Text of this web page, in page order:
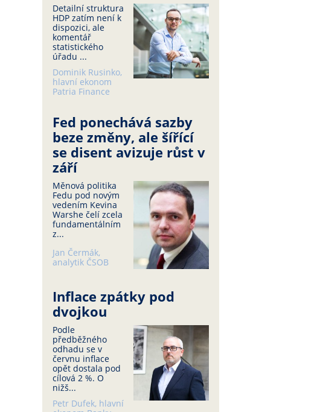
Detailní struktura
HDP zatím není k
dispozici, ale
komentář
statistického
úřadu ...
Dominik Rusinko,
hlavní ekonom
Patria Finance
Fed ponechává sazby
beze změny, ale šířící
se disent avizuje růst v
září
Měnová politika
Fedu pod novým
vedením Kevina
Warshe čelí zcela
fundamentálním
z...
Jan Čermák,
analytik ČSOB
Inflace zpátky pod
dvojkou
Podle
předběžného
odhadu se v
červnu inflace
opět dostala pod
cílová 2 %. O
nižš...
Petr Dufek, hlavní